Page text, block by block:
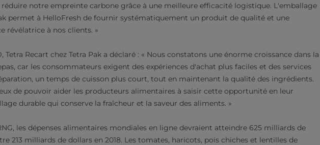
notre empreinte carbone grâce à une meilleure efficacité logistique. L'emballage
permet à HelloFresh de fournir systématiquement un produit de qualité et une
révélatrice à nos clients. »
Tetra Recart chez Tetra Pak a déclaré : « Nous constatons une énorme croissance dans la
car les consommateurs exigent des expériences d'achat plus faciles et des services
un temps de cuisson plus court, tout en maintenant la qualité des ingrédients.
de pouvoir aider les producteurs alimentaires à saisir cette opportunité en leur
durable qui conserve la fraîcheur et la saveur des aliments. »
les dépenses alimentaires mondiales en ligne devraient atteindre 625 milliards de
213 milliards de dollars en 2018. Les tomates, haricots, pois chiches et lentilles de